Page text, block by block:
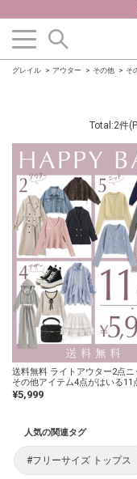
グレイル アウター その他 そ
Total:2件
送料無料 ライトアウター2点ニット5点
その他アイテム4点がはいる11
福袋
¥5,999
人気の関連タグ
#フリーサイズ トップス